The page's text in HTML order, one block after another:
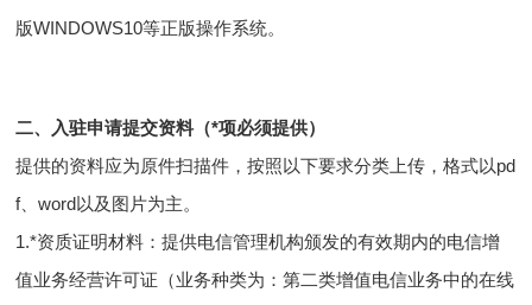
版WINDOWS10等正版操作系统。
二、入驻申请提交资料（*项必须提供）
提供的资料应为原件扫描件，按照以下要求分类上传，格式以pd
f、word以及图片为主。
1.*资质证明材料：提供电信管理机构颁发的有效期内的电信增
值业务经营许可证（业务种类为：第二类增值电信业务中的在线